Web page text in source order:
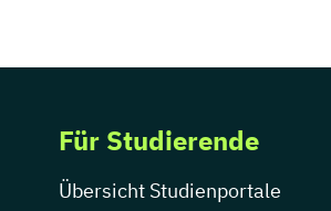
Für Studierende
Übersicht Studienportale